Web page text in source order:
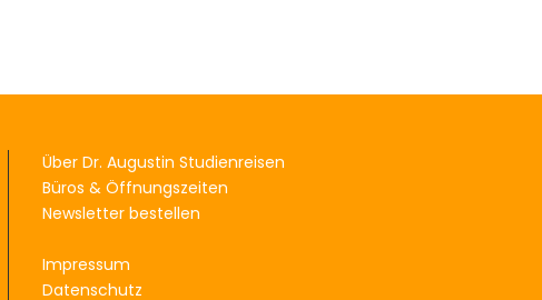
Über Dr. Augustin Studienreisen
Büros & Öffnungszeiten
Newsletter bestellen
Impressum
Datenschutz